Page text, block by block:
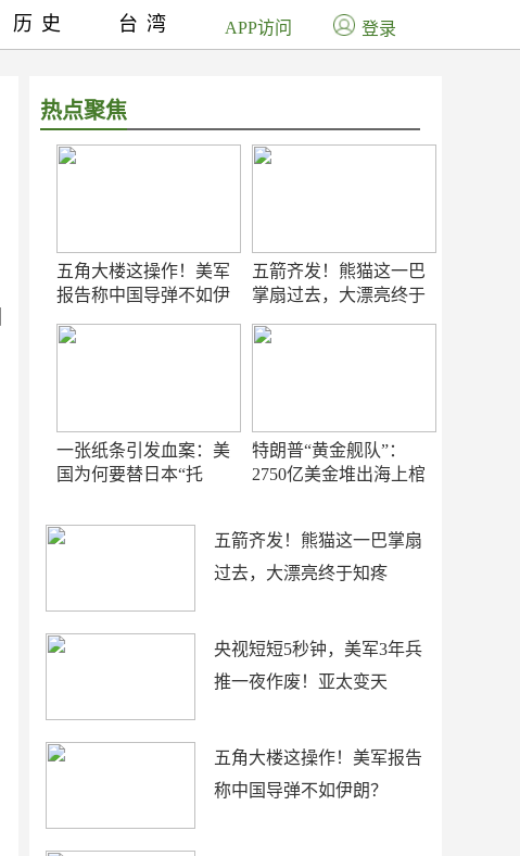
热点聚焦
五角大楼这操作！美军
报告称中国导弹不如伊
五箭齐发！熊猫这一巴
掌扇过去，大漂亮终于
一张纸条引发血案：美
国为何要替日本“托
特朗普“黄金舰队”：
2750亿美金堆出海上棺
五箭齐发！熊猫这一巴掌扇
过去，大漂亮终于知疼
央视短短5秒钟，美军3年兵
推一夜作废！亚太变天
五角大楼这操作！美军报告
称中国导弹不如伊朗？
历史 台湾 APP访问 登录